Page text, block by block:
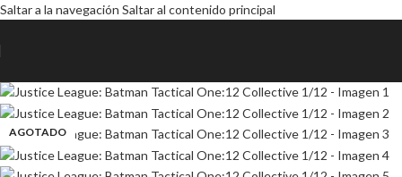
Saltar a la navegación Saltar al contenido principal
AGOTADO